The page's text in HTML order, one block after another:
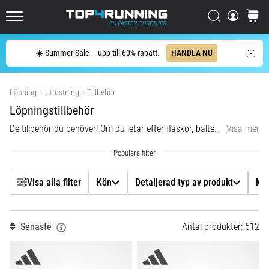
☀️ Summer Sale – upp till 60% rabatt. HANDLA NU
Sök
gång
i
oavsett
om
är
amatör
eller
Vilka
de
vanligaste…
5. 8. 2026
8 min. läsning
Löpning Utrustning Tillbehör
Löpningstillbehör
De tillbehör du behöver! Om du letar efter flaskor, bälten eller rengöringsmedel är detta rätt plats för dig. Visa mer
Visa alla filter Kön Detaljerad typ av produkt
Filtr
Detaljerad typ av produkt
Märke
Färg
Senaste Antal produkter: 512